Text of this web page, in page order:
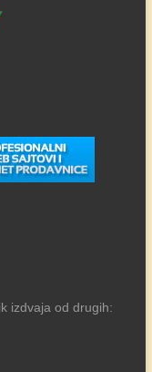
izdvaja od drugih: